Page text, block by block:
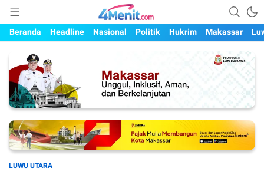
4menit.com
Mengungkap Kisah, Setiap Hari
Beranda
Headline Nasional Politik Hukrim Makassar
LUWU UTARA